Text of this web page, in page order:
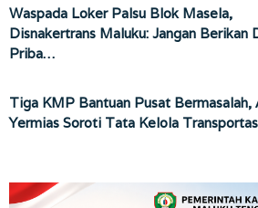
Waspada Loker Palsu Blok Masela,
Disnakertrans Maluku: Jangan Berikan
Priba…
Tiga KMP Bantuan Pusat Bermasalah,
Yermias Soroti Tata Kelola